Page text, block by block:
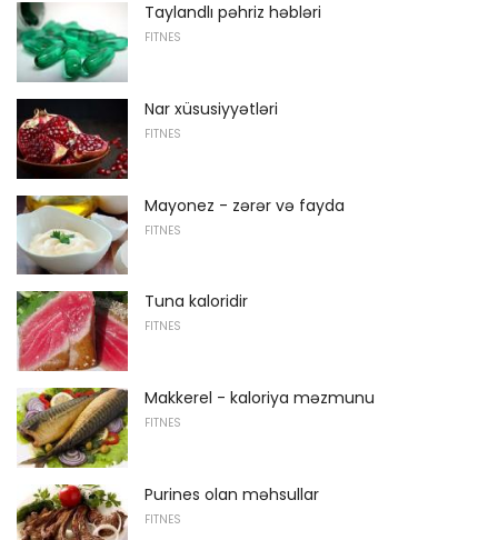
Taylandlı pəhriz həbləri
FITNES
Nar xüsusiyyətləri
FITNES
Mayonez - zərər və fayda
FITNES
Tuna kaloridir
FITNES
Makkerel - kaloriya məzmunu
FITNES
Purines olan məhsullar
FITNES